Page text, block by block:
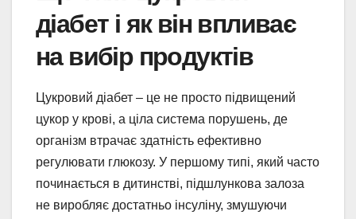
діабет і як він впливає
на вибір продуктів
Цукровий діабет – це не просто підвищений
цукор у крові, а ціла система порушень, де
організм втрачає здатність ефективно
регулювати глюкозу. У першому типі, який часто
починається в дитинстві, підшлункова залоза
не виробляє достатньо інсуліну, змушуючи